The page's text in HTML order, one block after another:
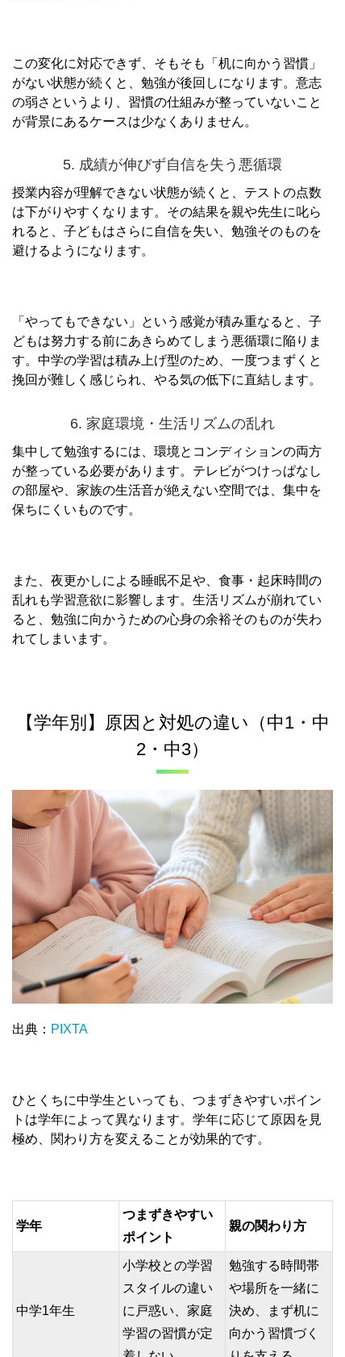
この変化に対応できず、そもそも「机に向かう習慣」
がない状態が続くと、勉強が後回しになります。意志
の弱さというより、習慣の仕組みが整っていないこと
が背景にあるケースは少なくありません。
5. 成績が伸びず自信を失う悪循環
授業内容が理解できない状態が続くと、テストの点数
は下がりやすくなります。その結果を親や先生に叱ら
れると、子どもはさらに自信を失い、勉強そのものを
避けるようになります。
「やってもできない」という感覚が積み重なると、子
どもは努力する前にあきらめてしまう悪循環に陥りま
す。中学の学習は積み上げ型のため、一度つまずくと
挽回が難しく感じられ、やる気の低下に直結します。
6. 家庭環境・生活リズムの乱れ
集中して勉強するには、環境とコンディションの両方
が整っている必要があります。テレビがつけっぱなし
の部屋や、家族の生活音が絶えない空間では、集中を
保ちにくいものです。
また、夜更かしによる睡眠不足や、食事・起床時間の
乱れも学習意欲に影響します。生活リズムが崩れてい
ると、勉強に向かうための心身の余裕そのものが失わ
れてしまいます。
【学年別】原因と対処の違い（中1・中
2・中3）
出典： PIXTA
ひとくちに中学生といっても、つまずきやすいポイン
トは学年によって異なります。学年に応じて原因を見
極め、関わり方を変えることが効果的です。
学年
つまずきやすい
ポイント
親の関わり方
中学1年生
小学校との学習
スタイルの違い
に戸惑い、家庭
学習の習慣が定
勉強する時間帯
や場所を一緒に
決め、まず机に
向かう習慣づく